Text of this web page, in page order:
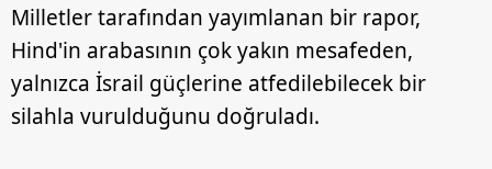
Milletler tarafından yayımlanan bir rapor,
Hind'in arabasının çok yakın mesafeden,
yalnızca İsrail güçlerine atfedilebilecek bir
silahla vurulduğunu doğruladı.